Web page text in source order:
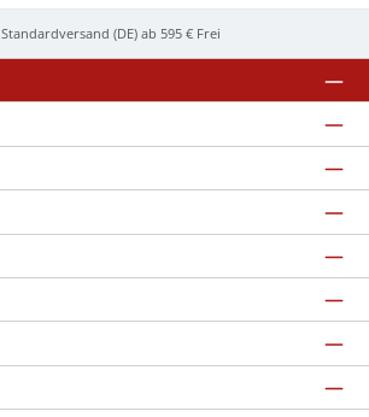
Standardversand (DE) ab 595 € Frei